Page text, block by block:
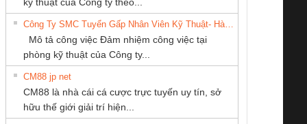
– PSR-
SCP-
FSP/2X1/1X2
sát chuỗi
tấm pin
TRANSCLINIC 16I+
1K5 L (2433950000)
TRANSCLINIC 16I+
(2008130000)
điện TRANSCLINIC
Nẹp nhôm chống
trơn Đà Nẵng
SUPPLY
THANH
CÔNG TY CỔ
PHẦN TỰ ĐỘNG
TIẾN HƯNG
KỸ THUẬT KTECH
VIỆT NAM
Thương Mại SX
Mô tả công việc Đảm nhiệm công việc tại
phòng kỹ thuật của Công ty...
CM88 jp net
CM88 là nhà cái cá cược trực tuyến uy tín, sở
hữu thế giới giải trí hiện...